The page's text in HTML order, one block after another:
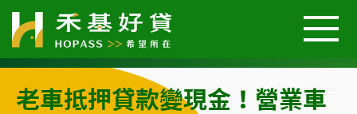
關於我們
老車抵押貸款變現金！營業車